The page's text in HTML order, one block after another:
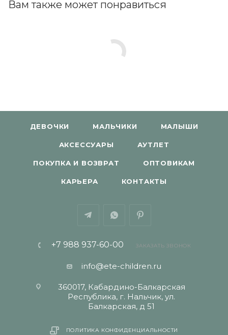
Вам также может понравиться
ДЕВОЧКИ МАЛЬЧИКИ МАЛЫШИ
АКСЕССУАРЫ АУТЛЕТ
ПОКУПКА И ВОЗВРАТ ОПТОВИКАМ
КАРЬЕРА КОНТАКТЫ
+7 988 937-60-00 ЗАКАЗАТЬ ЗВОНОК
info@ete-children.ru
360017, Кабардино-Балкарская
Республика, г. Нальчик, ул.
Балкарская, д 51
ПОЛИТИКА КОНФИДЕНЦИАЛЬНОСТИ